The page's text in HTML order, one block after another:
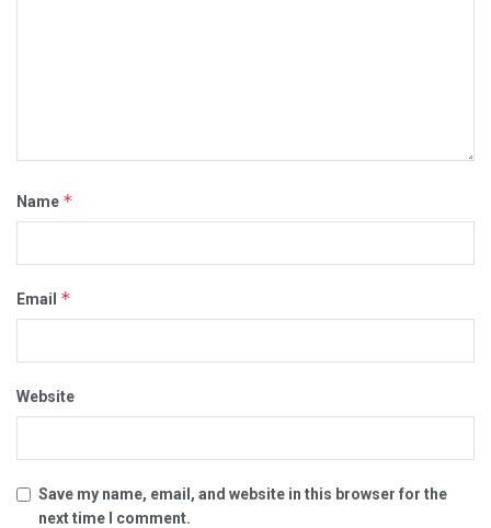
Name *
Email *
Website
Save my name, email, and website in this browser for the
next time I comment.